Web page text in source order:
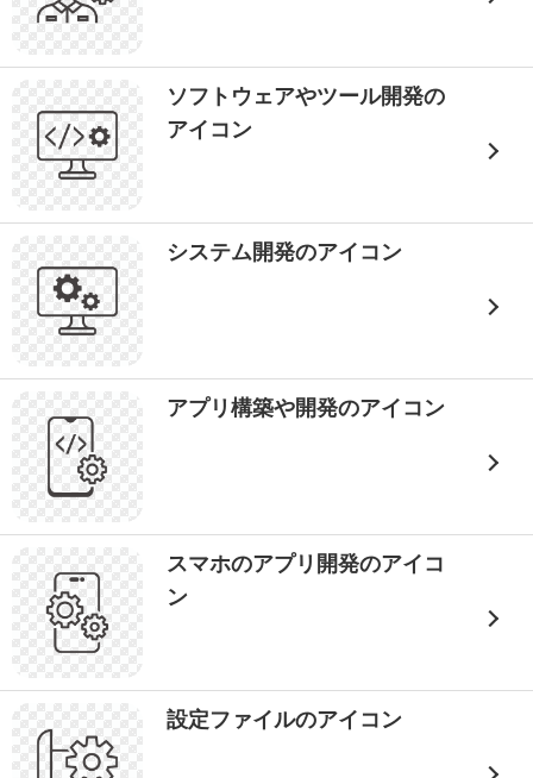
ソフトウェアやツール開発の
アイコン
システム開発のアイコン
アプリ構築や開発のアイコン
スマホのアプリ開発のアイコ
ン
設定ファイルのアイコン